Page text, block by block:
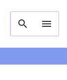
search menu